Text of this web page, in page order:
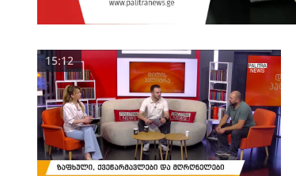
15:12